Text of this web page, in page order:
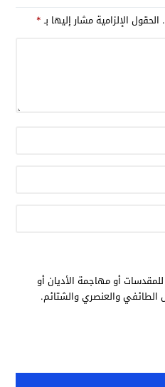
الحقول الإلزامية مشار إليها بـ*
أو مهاجمة الأديان أو
الطائفي والعنصري والشتائم.